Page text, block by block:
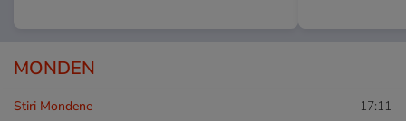
MONDEN
Stiri Mondene 17:11